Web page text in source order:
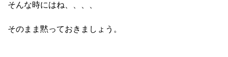
そんな時にはね、、、、
そのまま黙っておきましょう。